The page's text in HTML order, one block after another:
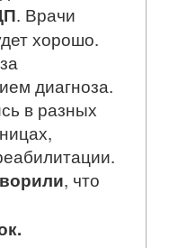
. Врачи
хорошо.
диагноза.
в разных
, что